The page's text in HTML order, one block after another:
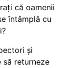
că oamenii
întâmplă cu
și
să returneze